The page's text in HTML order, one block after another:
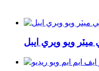
ويو ويري ايبل